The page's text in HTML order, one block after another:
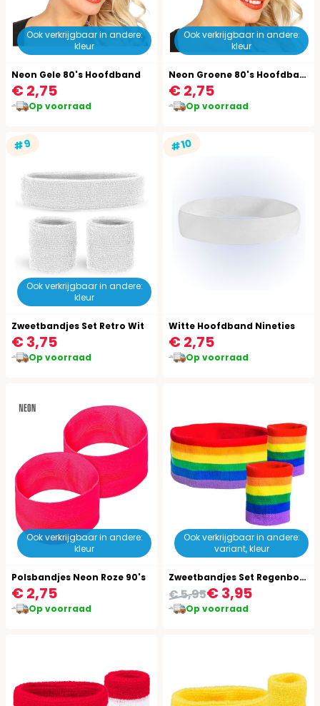
Ook verkrijgbaar in andere:
kleur
Neon Gele 80's Hoofdband
€ 2,75
Op voorraad
Ook verkrijgbaar in andere:
kleur
Neon Groene 80's Hoofdband
€ 2,75
Op voorraad
#9
Ook verkrijgbaar in andere:
kleur
Zweetbandjes Set Retro Wit
€ 3,75
Op voorraad
#10
Witte Hoofdband Nineties
€ 2,75
Op voorraad
Ook verkrijgbaar in andere:
kleur
Polsbandjes Neon Roze 90's
€ 2,75
Op voorraad
Ook verkrijgbaar in andere:
variant, kleur
Zweetbandjes Set Regenboog
€ 3,95
€ 5,95
Op voorraad